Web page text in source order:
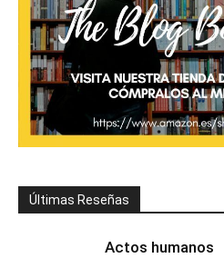
Últimas Reseñas
Actos humanos